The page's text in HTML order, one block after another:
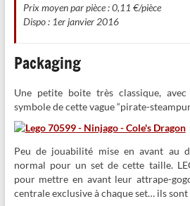
Prix moyen par pièce : 0,11 €/pièce
Dispo : 1er janvier 2016
Packaging
Une petite boite très classique,
symbole de cette vague “pirate-
Peu de jouabilité mise en avant au
normal pour un set de cette taille.
pour mettre en avant leur attrape-
centrale exclusive à chaque set… ils